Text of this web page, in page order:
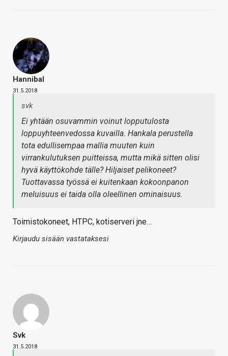
Hannibal
31.5.2018
svk
Ei yhtään osuvammin voinut lopputulosta
loppuyhteenvedossa kuvailla. Hankala perustella
tota edullisempaa mallia muuten kuin
virrankulutuksen puitteissa, mutta mikä sitten olisi
hyvä käyttökohde tälle? Hiljaiset pelikoneet?
Tuottavassa työssä ei kuitenkaan kokoonpanon
meluisuus ei taida olla oleellinen ominaisuus.
Toimistokoneet, HTPC, kotiserveri jne…
Kirjaudu sisään vastataksesi
Svk
31.5.2018